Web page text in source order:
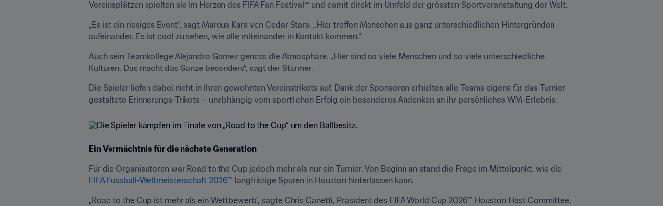
Vereinsplätzen spielten sie im Herzen des FIFA Fan Festival™ und damit direkt im Umfeld der grössten Sportveranstaltung der Welt.
„Es ist ein riesiges Event“, sagt Marcus Kars von Cedar Stars. „Hier treffen Menschen aus ganz unterschiedlichen Hintergründen
aufeinander. Es ist cool zu sehen, wie alle miteinander in Kontakt kommen.“
Auch sein Teamkollege Alejandro Gomez genoss die Atmosphäre. „Hier sind so viele Menschen und so viele unterschiedliche
Kulturen. Das macht das Ganze besonders“, sagt der Stürmer.
Die Spieler liefen dabei nicht in ihren gewohnten Vereinstrikots auf. Dank der Sponsoren erhielten alle Teams eigens für das Turnier
gestaltete Erinnerungs-Trikots – unabhängig vom sportlichen Erfolg ein besonderes Andenken an ihr persönliches WM-Erlebnis.
Ein Vermächtnis für die nächste Generation
FIFA Fussball-Weltmeisterschaft 2026™ langfristige Spuren in Houston hinterlassen kann.
„Road to the Cup ist mehr als ein Wettbewerb“, sagte Chris Canetti, Präsident des FIFA World Cup 2026™ Houston Host Committee,